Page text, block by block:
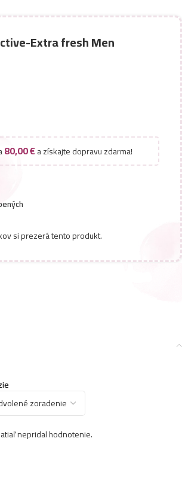
Extra fresh Men
80,00€a získajte dopravu zdarma!
si prezerá tento produkt.
nepridal hodnotenie.